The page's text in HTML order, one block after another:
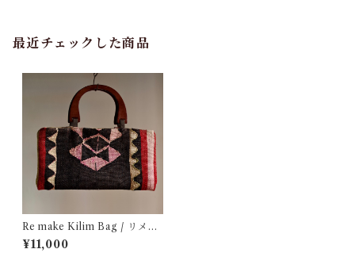
最近チェックした商品
Re make Kilim Bag / リメイ
ク キリム バック
¥11,000